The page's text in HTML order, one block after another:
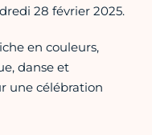
28 février 2025.
en couleurs,
danse et
une célébration